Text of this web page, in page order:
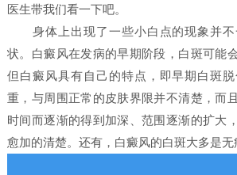
医生带我们看一下吧。
身体上出现了一些小白点的现象并不
状。白癜风在发病的早期阶段，白斑可能
但白癜风具有自己的特点，即早期白斑
重，与周围正常的皮肤界限并不清楚，而
时间而逐渐的得到加深、范围逐渐的扩大
愈加的清楚。还有，白癜风的白斑大多是无